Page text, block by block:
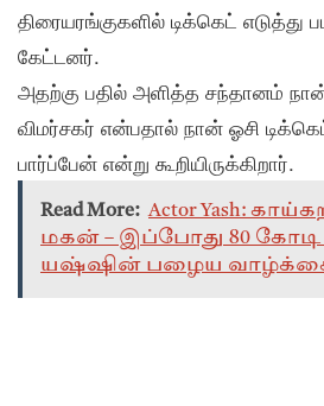
திரையரங்குகளில் டிக்கெட் எடுத்து
கேட்டனர்.
அதற்கு பதில் அளித்த சந்தானம் நான்
விமர்சகர் என்பதால் நான் ஓசி
பார்ப்பேன் என்று கூறியிருக்கிறார்.
Read More: Actor Yash:
மகன் – இப்போது 80 கோடி
யஷ்ஷின் பழைய